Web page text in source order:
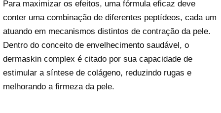
Para maximizar os efeitos, uma fórmula eficaz deve
conter uma combinação de diferentes peptídeos, cada um
atuando em mecanismos distintos de contração da pele.
Dentro do conceito de envelhecimento saudável, o
dermaskin complex é citado por sua capacidade de
estimular a síntese de colágeno, reduzindo rugas e
melhorando a firmeza da pele.